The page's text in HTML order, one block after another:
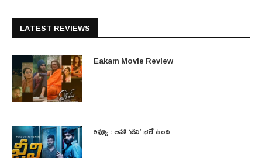
LATEST REVIEWS
Eakam Movie Review
రివ్యూ : ఆహా ‘జీవి’ భలే ఉంది